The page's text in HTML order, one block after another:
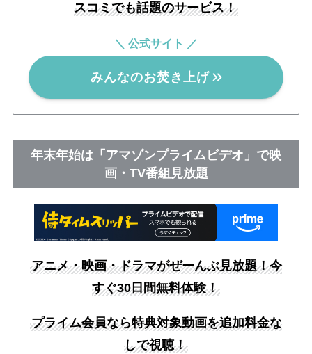
スコミでも話題のサービス！
＼ 公式サイト ／
みんなのお焚き上げ
年末年始は「アマゾンプライムビデオ」で映
画・TV番組見放題
アニメ・映画・ドラマがぜーんぶ見放題！今
すぐ30日間無料体験！
プライム会員なら特典対象動画を追加料金な
しで視聴！